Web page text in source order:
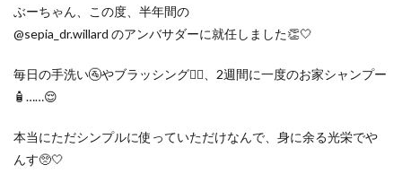
ぶーちゃん、この度、半年間の
@sepia_dr.willard のアンバサダーに就任しました👏🤍
毎日の手洗い🚰やブラッシング💇‍♀️、2週間に一度のお家シャンプー
🧴……😌
本当にただシンプルに使っていただけなんで、身に余る光栄でや
んす🥺🤍